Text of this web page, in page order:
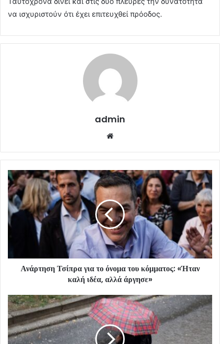
να ισχυριστούν ότι έχει επιτευχθεί πρόοδος.
admin
Ανάρτηση Τσίπρα για το όνομα του κόμματος: «Ήταν
καλή ιδέα, αλλά άργησε»